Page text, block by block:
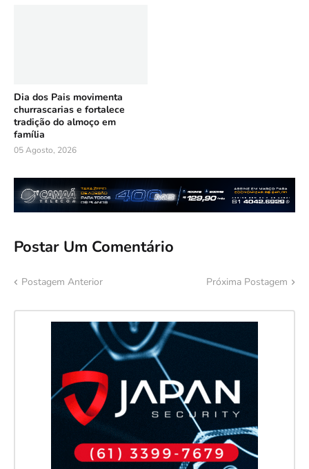
Dia dos Pais movimenta
churrascarias e fortalece
tradição do almoço em
família
05 Agosto, 2026
Postar Um Comentário
Postagem Anterior Próxima Postagem